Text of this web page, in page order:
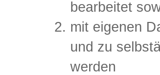
bearbeitet
mit eigenen
und zu
werden